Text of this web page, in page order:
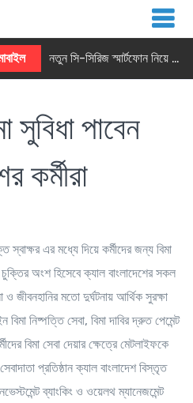
নতুন সি-সিরিজ স্মার্টফোন নিয়ে আসছে রিয়েলমি
সুবিধা পাবেন
কর্মীরা
স্বাক্ষর এর মধ্যে দিয়ে কর্মীদের জন্য বিমা
অংশ হিসেবে ক্যাল বাংলাদেশের সকল
ও জীবনহানির মতো দুর্ঘটনায় আর্থিক সুরক্ষা
নিষ্পত্তি সেবা, বিমা দাবির দ্রুত পেমেন্ট
বিমা সেবা দেয়ার ক্ষেত্রে মেটলাইফকে
প্রতিষ্ঠান ক্যাল বাংলাদেশ বিস্তৃত
ব্যাংকিং ও ওয়েলথ ম্যানেজমেন্ট